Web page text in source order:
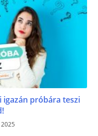
igazán próbára teszi